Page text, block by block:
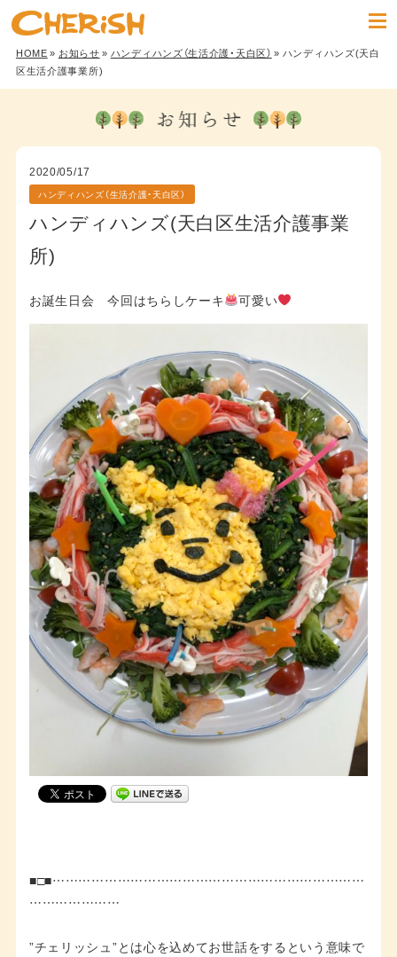
HOME» お知らせ» ハンディハンズ（生活介護・天白区） » ハンディハンズ(天白
区生活介護事業所)
2020/05/17
ハンディハンズ（生活介護・天白区）
ハンディハンズ(天白区生活介護事業
所)
お誕生日会 今回はちらしケーキ 可愛い
■□■………………………………………………………………
…………………
”チェリッシュ”とは心を込めてお世話をするという意味で